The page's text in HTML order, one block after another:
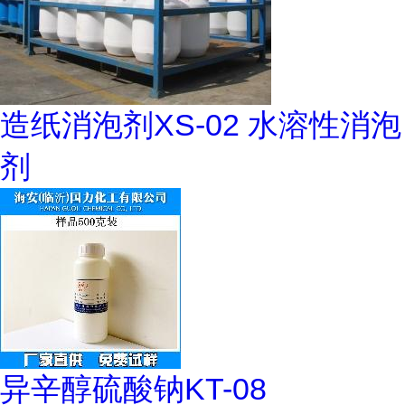
造纸消泡剂XS-02 水溶性消泡
剂
异辛醇硫酸钠KT-08